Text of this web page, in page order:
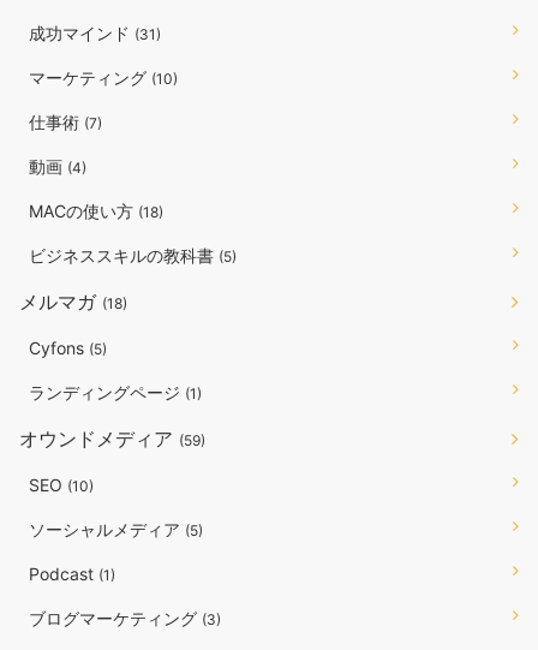
成功マインド (31)
マーケティング (10)
仕事術 (7)
動画 (4)
MACの使い方 (18)
ビジネススキルの教科書 (5)
メルマガ (18)
Cyfons (5)
ランディングページ (1)
オウンドメディア (59)
SEO (10)
ソーシャルメディア (5)
Podcast (1)
ブログマーケティング (3)